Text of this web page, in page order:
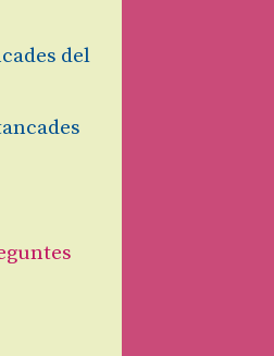
del